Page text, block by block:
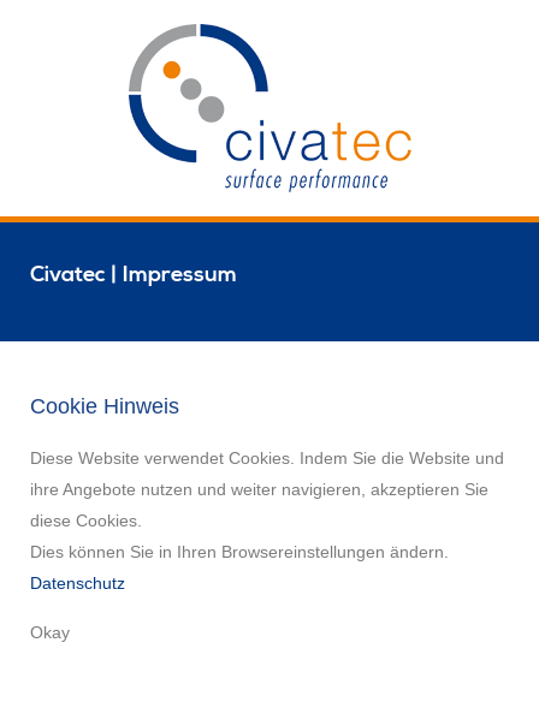
Civatec | Impressum
Cookie Hinweis
Diese Website verwendet Cookies. Indem Sie die Website und
ihre Angebote nutzen und weiter navigieren, akzeptieren Sie
diese Cookies.
Dies können Sie in Ihren Browsereinstellungen ändern.
Datenschutz
Okay